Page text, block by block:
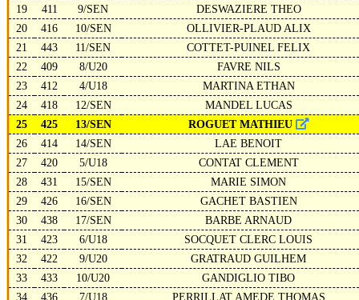
19
411 9/SEN
DESWAZIERE THEO
20
416 10/SEN
OLLIVIER-PLAUD ALIX
21
443 11/SEN
COTTET-PUINEL FELIX
22
409 8/U20
FAVRE NILS
23
412 4/U18
MARTINA ETHAN
24
418 12/SEN
MANDEL LUCAS
25
425 13/SEN
ROGUET MATHIEU
26
414 14/SEN
LAE BENOIT
27
420 5/U18
CONTAT CLEMENT
28
431 15/SEN
MARIE SIMON
29
426 16/SEN
GACHET BASTIEN
30
438 17/SEN
BARBE ARNAUD
31
423 6/U18
SOCQUET CLERC LOUIS
32
422 9/U20
GRATRAUD GUILHEM
33
433 10/U20
GANDIGLIO TIBO
34
436 7/U18 PERRILLAT AMEDE THOMAS